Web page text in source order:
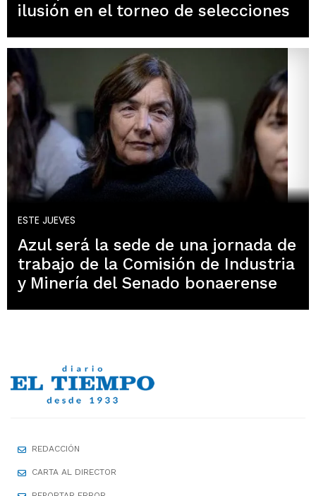
ilusión en el torneo de selecciones
ESTE JUEVES
Azul será la sede de una jornada de
trabajo de la Comisión de Industria
y Minería del Senado bonaerense
REDACCIÓN
CARTA AL DIRECTOR